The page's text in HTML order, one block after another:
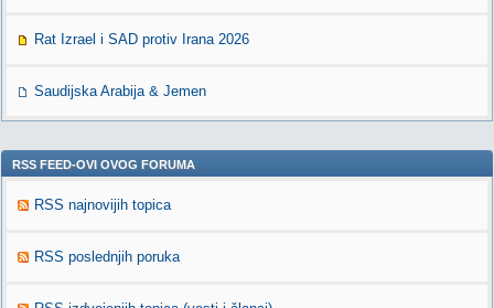
Rat Izrael i SAD protiv Irana 2026
Saudijska Arabija & Jemen
RSS FEED-OVI OVOG FORUMA
RSS najnovijih topica
RSS poslednjih poruka